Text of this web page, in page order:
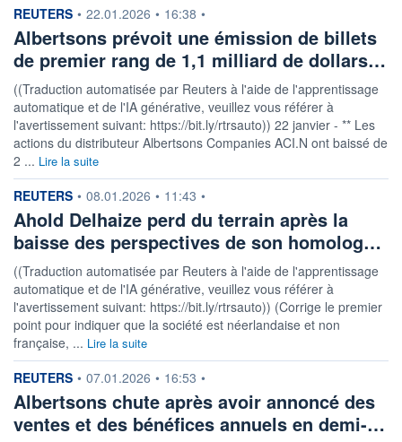
information fournie par
REUTERS • 22.01.2026 • 16:38 •
Albertsons prévoit une émission de billets
de premier rang de 1,1 milliard de dollars…
((Traduction automatisée par Reuters à l'aide de l'apprentissage
automatique et de l'IA générative, veuillez vous référer à
l'avertissement suivant: https://bit.ly/rtrsauto)) 22 janvier - ** Les
actions du distributeur Albertsons Companies ACI.N ont baissé de
2 ... Lire la suite
information fournie par
REUTERS • 08.01.2026 • 11:43 •
Ahold Delhaize perd du terrain après la
baisse des perspectives de son homolog…
((Traduction automatisée par Reuters à l'aide de l'apprentissage
automatique et de l'IA générative, veuillez vous référer à
l'avertissement suivant: https://bit.ly/rtrsauto)) (Corrige le premier
point pour indiquer que la société est néerlandaise et non
française, ... Lire la suite
information fournie par
REUTERS • 07.01.2026 • 16:53 •
Albertsons chute après avoir annoncé des
ventes et des bénéfices annuels en demi-…